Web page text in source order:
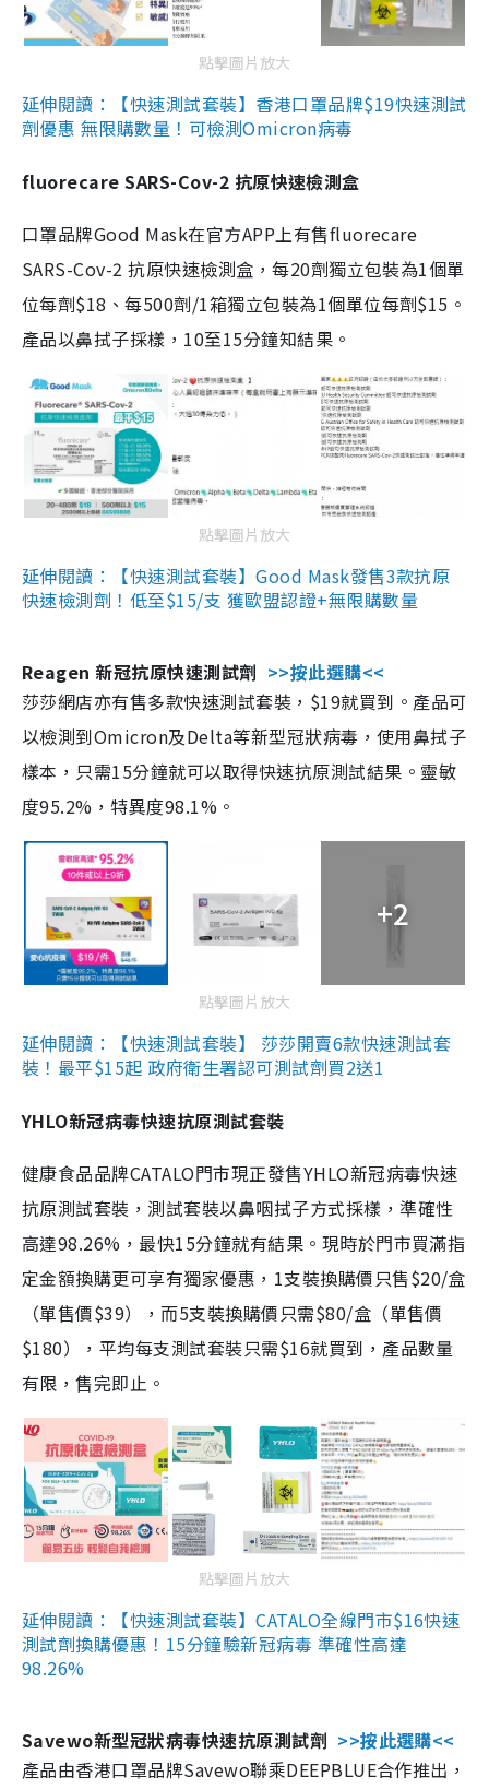
點擊圖片放大
延伸閱讀：【快速測試套裝】香港口罩品牌$19快速測試
劑優惠 無限購數量！可檢測Omicron病毒
fluorecare SARS-Cov-2 抗原快速檢測盒
口罩品牌Good Mask在官方APP上有售fluorecare
SARS-Cov-2 抗原快速檢測盒，每20劑獨立包裝為1個單
位每劑$18、每500劑/1箱獨立包裝為1個單位每劑$15。
產品以鼻拭子採樣，10至15分鐘知結果。
點擊圖片放大
延伸閱讀：【快速測試套裝】Good Mask發售3款抗原
快速檢測劑！低至$15/支 獲歐盟認證+無限購數量
Reagen 新冠抗原快速測試劑 >>按此選購<<
莎莎網店亦有售多款快速測試套裝，$19就買到。產品可
以檢測到Omicron及Delta等新型冠狀病毒，使用鼻拭子
樣本，只需15分鐘就可以取得快速抗原測試結果。靈敏
度95.2%，特異度98.1%。
+2
點擊圖片放大
延伸閱讀：【快速測試套裝】 莎莎開賣6款快速測試套
裝！最平$15起 政府衛生署認可測試劑買2送1
YHLO新冠病毒快速抗原測試套裝
健康食品品牌CATALO門市現正發售YHLO新冠病毒快速
抗原測試套裝，測試套裝以鼻咽拭子方式採樣，準確性
高達98.26%，最快15分鐘就有結果。現時於門市買滿指
定金額換購更可享有獨家優惠，1支裝換購價只售$20/盒
（單售價$39），而5支裝換購價只需$80/盒（單售價
$180），平均每支測試套裝只需$16就買到，產品數量
有限，售完即止。
點擊圖片放大
延伸閱讀：【快速測試套裝】CATALO全線門市$16快速
測試劑換購優惠！15分鐘驗新冠病毒 準確性高達
98.26%
Savewo新型冠狀病毒快速抗原測試劑 >>按此選購<<
產品由香港口罩品牌Savewo聯乘DEEPBLUE合作推出，